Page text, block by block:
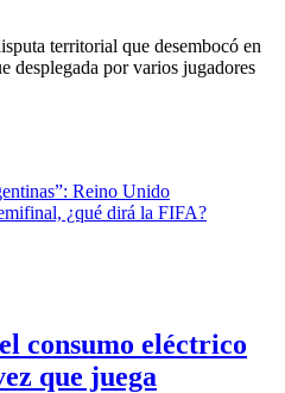
territorial que desembocó en
desplegada por varios jugadores
consumo eléctrico
que juega